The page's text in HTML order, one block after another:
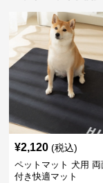
¥2,120 (税込)
ペットマット 犬用 両
付き快適マット